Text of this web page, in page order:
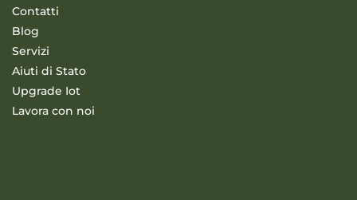
Contatti
Blog
Servizi
Aiuti di Stato
Upgrade Iot
Lavora con noi